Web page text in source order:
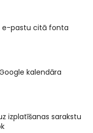
e-pastu citā fonta
kalendāra
izplatīšanas sarakstu